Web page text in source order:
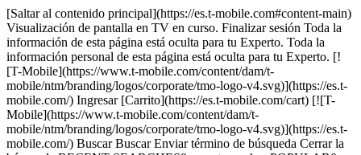
[Saltar al contenido principal](https://es.t-mobile.com#content-main) Visualización de pantalla en TV en curso. Finalizar sesión Toda la información de esta página está oculta para tu Experto. Toda la información personal de esta página está oculta para tu Experto. [![T-Mobile](https://www.t-mobile.com/content/dam/t-mobile/ntm/branding/logos/corporate/tmo-logo-v4.svg)](https://es.t-mobile.com/) Ingresar [Carrito](https://es.t-mobile.com/cart) [![T-Mobile](https://www.t-mobile.com/content/dam/t-mobile/ntm/branding/logos/corporate/tmo-logo-v4.svg)](https://es.t-mobile.com/) Buscar Buscar Enviar término de búsqueda Cerrar la búsqueda RECENT SEARCHES0 recent searches POPULAR0 popular search suggestions Categoríasundefined categories Sugerencias0 search suggestions TOP SUGGESTIONS - [](https://es.t-mobile.com) undefined top suggestions - [Planes](https://es.t-mobile.com/cell-phone-plans) Planes - Planes móviles - [Planes de telefonía ilimitados](https://es.t-mobile.com/cell-phone-plans) - [Unlimited Age 55+](https://es.t-mobile.com/cell-phone-plans/unlimited-55-senior-discount-plans) - [Militares y veteranos](https://es.t-mobile.com/cell-phone-plans/military-discount-plans) - [First Responder](https://es.t-mobile.com/cell-phone-plans/first-responder-discounts) - [Estudiantes universitarios](https://es.t-mobile.com/cell-phone-plans/student-discounts) - Otros planes - [Planes de Internet 5G residencial](https://es.t-mobile.com/home-internet/plans) - [Planes de Internet por fibra óptica](https://es.t-mobile.com/home-internet/fiber) - [Planes para relojes y tablets](https://es.t-mobile.com/cell-phone-plans/affordable-data-plans) - [Planes de teléfonos prepagados](https://es.prepaid.t-mobile.com/prepaid-plans) - [Planes telefónicos para empresas](https://es.t-mobile.com/business/wireless-business-plans) - [Teléfonos y dispositivos](https://es.t-mobile.com/cell-phones) Teléfonos y dispositivos - [Teléfonos](https://es.t-mobile.com/cell-phones) - [Teléfonos 5G](https://es.t-mobile.com/5g/phones) - [Tablets](https://es.t-mobile.com/tablets) - [Relojes inteligentes](https://es.t-mobile.com/smart-watches) - [Hotspots y más](https://es.t-mobile.com/hotspots-iot-connected-devices) - [Accesorios](https://es.t-mobile.com/accessories) - [Trae tu propio dispositivo](https://es.t-mobile.com/resources/bring-your-own-phone) - [Ideas de regalos tecnológicos](https://es.t-mobile.com/devices/tech-gifts) - [Ofertas](https://es.t-mobile.com/offers) Ofertas - [Ver ofertas](https://es.t-mobile.com/offers) - [Apple](https://es.t-mobile.com/offers/apple-iphone-deals) - [Samsung](https://es.t-mobile.com/offers/samsung-phone-deals) - [Motorola](https://es.t-mobile.com/offers/motorola-phone-deals) - [Google](https://es.t-mobile.com/offers/google-phone-deals) - [Revvl](https://es.t-mobile.com/offers/t-mobile-revvl-phone-deals) - [Teléfonos gratis y con cero de pago inicial](https://es.t-mobile.com/switch/free-cell-phone-with-plan) - [Cobertura](https://es.t-mobile.com/coverage/network) Cobertura - [Nuestra red](https://es.t-mobile.com/coverage/network) - [Mapa de cobertura 4G y 5G](https://es.t-mobile.com/coverage/coverage-map) - [Qué es 5G](https://es.t-mobile.com/5g) - [Servicio de telefonía por satélite](https://es.t-mobile.com/coverage/satellite-phone-service) - [Zonas rurales y pequeños pueblos](https://es.t-mobile.com/coverage/small-towns-rural-areas) - [Prueba nuestra red](https://es.t-mobile.com/offers/free-trial) - [Noticias sobre 5G](https://es.t-mobile.com/news/category/network) - [Internet residencial](https://es.t-mobile.com/home-internet/eligibility) - [Síguenos](https://es.t-mobile.com/resources/how-to-join-us) Síguenos - Cámbiate a T-Mobile - [Cómo cambiarte](https://es.t-mobile.com/resources/how-to-join-us) - [Trae tu teléfono](https://es.t-mobile.com/resources/bring-your-own-phone) - [Conserva tu número](https://es.t-mobile.com/resources/keep-your-number) - [Cámbiate y quédatelo](https://es.t-mobile.com/switch/keep-phone-switch-from-verizon-or-att) - [Family Freedom](https://es.t-mobile.com/switch/pay-off-carrier-etf-phone-deal) - [Prueba nuestra red](https://es.t-mobile.com/offers/free-trial) - Beneficios para clientes - [Ver todos los beneficios](https://es.t-mobile.com/benefits) - [Encuentra tu razón](https://es.t-mobile.com/membership) - [Televisión y streaming](https://es.t-mobile.com/tv-streaming) - [Beneficios para viajes](https://es.t-mobile.com/benefits/travel) - [Beneficios para conciertos y música](https://es.t-mobile.com/benefits/music-deals) - [Bloquea llamadas fraudulentas](https://es.t-mobile.com/benefits/scam-shield) - [T-Mobile Tuesdays](https://es.t-mobile.com/offers/t-mobile-tuesdays) [Encuentra una tienda](https://es.t-mobile.com/stores/locator?INTNAV=tNav%3AStoreLocator) [Contacto y asistencia](https://es.t-mobile.com/contact-us) Contacto y asistencia - [1-800-T-MOBILE](tel:1-800-866-2453) - [Revisar un pedido](https://es.t-mobile.com/orders/order-status) - [Ayuda y asistencia](https://es.t-mobile.com/support) - Comparte la pantalla con un Experto [Carrito](https://es.t-mobile.com/cart) Buscar Buscar Enviar término de búsqueda Cerrar la búsqueda RECENT SEARCHES0 recent searches POPULAR0 popular search suggestions Categoríasundefined categories Sugerencias0 search suggestions TOP SUGGESTIONS - [](https://es.t-mobile.com) undefined top suggestions Mi cuenta [Ingresar](https://es.t-mobile.com/account/dashboard) [Volver a mi cuenta](https://es.t-mobile.com/account/dashboard) - [Pagar factura](https://es.t-mobile.com/bill/summary) - [Agregar](https://es.t-mobile.com/commerce/device-intent?INTNAV=tNav%3AMyAccount%3AAddALine) - [Actualizar](https://es.t-mobile.com/purchase/shop) - [Revisar un pedido](https://es.t-mobile.com/orders/check-order) - [Pregunta a la comunidad](https://es.t-mobile.com/community/?INTNAV=tNav%3AMyAccount%3ACommunity) más de T-Mobile - [Wireless (Móvil)](https://es.t-mobile.com/) - [Empresas](https://es.t-mobile.com/business) - [Prepagado](https://es.prepaid.t-mobile.com/home) - [Internet](https://es.t-mobile.com/home-internet) Legal - [Aviso de Privacidad](https://es.t-mobile.com/privacy-center/our-practices/privacy-policy) - [No venda, ni comparta mis Datos Personales](https://es.t-mobile.com/dns?Brand=Magenta&Site=Sell_Web&Origin_URL=https%3A%2F%2Fwww.t-mobile.com) - [Centro de Privacidad](https://es.t-mobile.com/privacy-center) [](https://es.t-mobile.com) # AVISO DE INCORPORACIÓN DE UN NUEVO CÓDIGO DE ÁREA AL 209 ## AVISO DE INCORPORACIÓN DE UN NUEVO CÓDIGO DE ÁREA AL 209 La Comisión de Servicios Públicos de California (CPUC) comenzará el proceso de introducir un nuevo código al área que actualmente corresponde al código de área 209, ya que se espera que todos los prefijos disponibles del código de área 209 hayan sido utilizados para diciembre de 2022. Tras la aprobación de la CPUC, el nuevo código de área se introducirá además del código de área 209 usando el método de combinación. La CPUC sacó un webcast grabado para informar al público sobre la combinación y la incorporación del nuevo código de área al 209. Los temas tratados en el webcast grabado incluyen: (1) historia del código de área 209; (2) proceso de relevo de código de área; (3) método de relevo por combinación; (4) efectos de la combinación pendiente y (5) períodos de implementación. El webcast grabado estará disponible en [https://www.cpuc.ca.gov/AreaCodes](https://www.cpuc.ca.gov/AreaCodes/) a partir del 1 de junio de 2021. Toda persona que tenga un comentario puede enviarlo a la Oficina del Asesor Público de la CPUC por correo electrónico a la dirección [public.advisor@cpuc.ca.gov](mailto:public.advisor@cpuc.ca.gov) o por correo postal a 320 W. 4th Street, Suite 500, Los Angeles, CA 90013 antes del 1 de agosto de 2021. También se puede solicitar una copia de las diapositivas de la presentación del webcast contactando a la Oficina del Asesor Público de la CPUC por email a la dirección [public.advisor@cpuc.ca.gov](mailto:public.advisor@cpuc.ca.gov) o por teléfono al (866) 836-7825. ## ¡Hola! ¿Deseas mantener la sesión abierta? Para mantener la seguridad de tus cuentas, se cerrará automáticamente tu sesión en: Sí, mantener la sesión abierta No, cerrar la sesión ## Comparte tu pantalla mientras estás en una llamada o en la tienda __Recibe ayuda personalizada de un experto en tiempo real__ - Por tu seguridad, la información personal, las pestañas y las notificaciones se ocultan automáticamente. - Puedes dejar de compartir la pantalla en cualquier momento. - Los expertos solo pueden ver lo que hay en T-Mobile.com. - No uses la función para compartir pantalla mientras conduces o en cualquier situación en la que no sea seguro concentrarte en la pantalla. Al hacer clic en "Aceptar y continuar", das tu consentimiento para que el experto vea tu pantalla con el fin de ayudarte con la navegación. Esta sesión puede ser grabada. Para conocer más, visita el [__Aviso de privacidad de T-Mobile__](https://es.t-mobile.com/privacy-center/privacy-notices/t-mobile-privacy-notice). Aceptar y continuar No, gracias __Siguiente:__ genera un código para compartir con el experto ## Comparte este código con el Experto code Una vez que el experto haya ingresado correctamente tu código, esta ventana se cerrará y se continuará con la sesión. ## ¿Permitir compartir pantalla con tu experto? Los datos personales y confidenciales se ocultan por tu seguridad y privacidad. Permitir No permitir ## ¿Finalizar tu sesión? Al finalizar la sesión, dejarás de compartir la pantalla, pero no finalizarás la llamada. Terminar sesión Continuar sesión ## Tu sesión ha terminado Tu pantalla ya no se comparte con tu Experto. Aceptar Volver a compartir ## Ya estás en una sesión activa OK ## Tu código ha caducado Genera uno nu